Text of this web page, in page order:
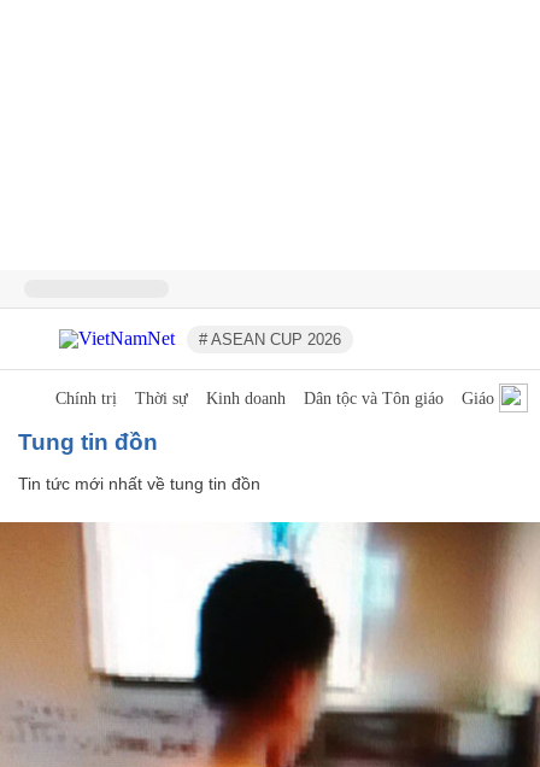
# ASEAN CUP 2026
Chính trị Thời sự Kinh doanh Dân tộc và Tôn giáo Giáo dục
tung tin đồn
Tin tức mới nhất về tung tin đồn